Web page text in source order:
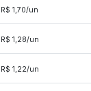
R$ 1,70/un
R$ 1,28/un
R$ 1,22/un